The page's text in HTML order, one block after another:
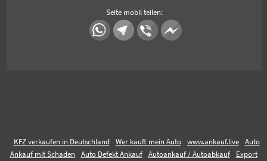
Seite mobil teilen:
KFZ verkaufen in Deutschland Wer kauft mein Auto www.ankauf.live
Auto
Ankauf mit Schaden
Auto Defekt Ankauf Autoankauf / Autoabkauf
Export